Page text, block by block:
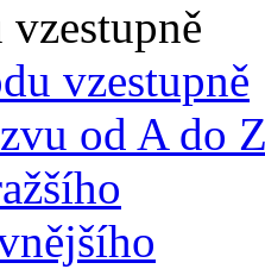
vzestupně
od A do